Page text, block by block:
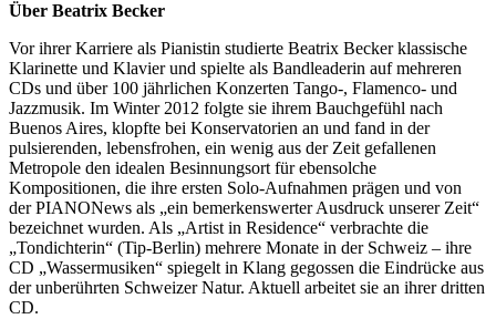
Über Beatrix Becker
Vor ihrer Karriere als Pianistin studierte Beatrix Becker klassische
Klarinette und Klavier und spielte als Bandleaderin auf mehreren
CDs und über 100 jährlichen Konzerten Tango-, Flamenco- und
Jazzmusik. Im Winter 2012 folgte sie ihrem Bauchgefühl nach
Buenos Aires, klopfte bei Konservatorien an und fand in der
pulsierenden, lebensfrohen, ein wenig aus der Zeit gefallenen
Metropole den idealen Besinnungsort für ebensolche
Kompositionen, die ihre ersten Solo-Aufnahmen prägen und von
der PIANONews als „ein bemerkenswerter Ausdruck unserer Zeit“
bezeichnet wurden. Als „Artist in Residence“ verbrachte die
„Tondichterin“ (Tip-Berlin) mehrere Monate in der Schweiz – ihre
CD „Wassermusiken“ spiegelt in Klang gegossen die Eindrücke aus
der unberührten Schweizer Natur. Aktuell arbeitet sie an ihrer dritten
CD.